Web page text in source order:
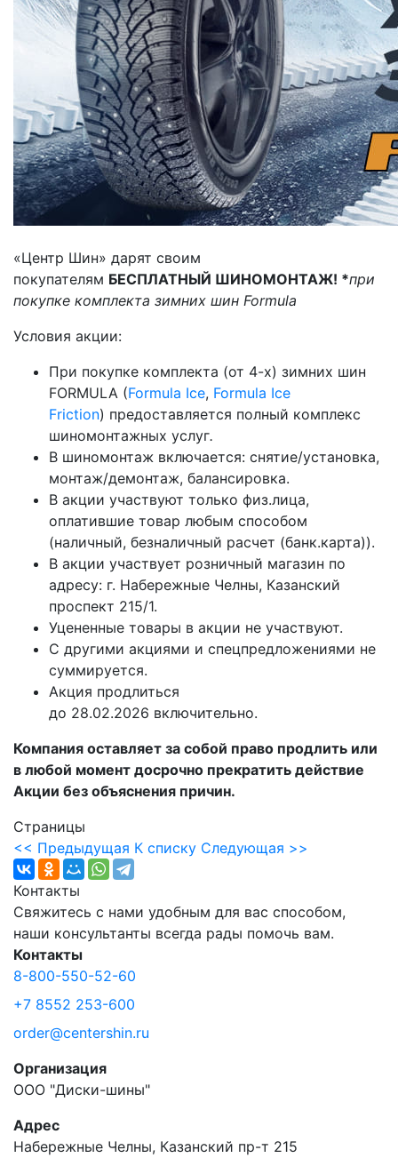
«Центр Шин» дарят своим
покупателям БЕСПЛАТНЫЙ ШИНОМОНТАЖ! *при
покупке комплекта зимних шин Formula
Условия акции:
При покупке комплекта (от 4-х) зимних шин
FORMULA (Formula Ice, Formula Ice
Friction) предоставляется полный комплекс
шиномонтажных услуг.
В шиномонтаж включается: снятие/установка,
монтаж/демонтаж, балансировка.
В акции участвуют только физ.лица,
оплатившие товар любым способом
(наличный, безналичный расчет (банк.карта)).
В акции участвует розничный магазин по
адресу: г. Набережные Челны, Казанский
проспект 215/1.
Уцененные товары в акции не участвуют.
С другими акциями и спецпредложениями не
суммируется.
Акция продлиться
до 28.02.2026 включительно.
Компания оставляет за собой право продлить или
в любой момент досрочно прекратить действие
Акции без объяснения причин.
Страницы
<< Предыдущая К списку Следующая >>
Контакты
Свяжитесь с нами удобным для вас способом,
наши консультанты всегда рады помочь вам.
Контакты
8-800-550-52-60
+7 8552 253-600
order@centershin.ru
Организация
ООО "Диски-шины"
Адрес
Набережные Челны, Казанский пр-т 215